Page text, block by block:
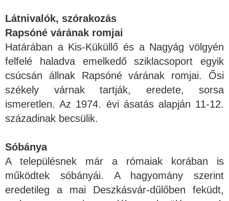
Látnivalók, szórakozás
Rapsóné várának romjai
Határában a Kis-Küküllő és a Nagyág völgyén
felfelé haladva emelkedő sziklacsoport egyik
csúcsán állnak Rapsóné várának romjai. Ősi
székely várnak tartják, eredete, sorsa
ismeretlen. Az 1974. évi ásatás alapján 11-12.
századinak becsülik.
Sóbánya
A településnek már a rómaiak korában is
működtek sóbányái. A hagyomány szerint
eredetileg a mai Deszkásvár-dűlőben feküdt,